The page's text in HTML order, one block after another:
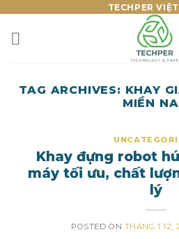
content
TECHPER
TAG ARCHIVES: KHAY
MIỀN
Khay đựng robot
máy tối ưu, chất
lý
POSTED ON THÁNG 1 12,